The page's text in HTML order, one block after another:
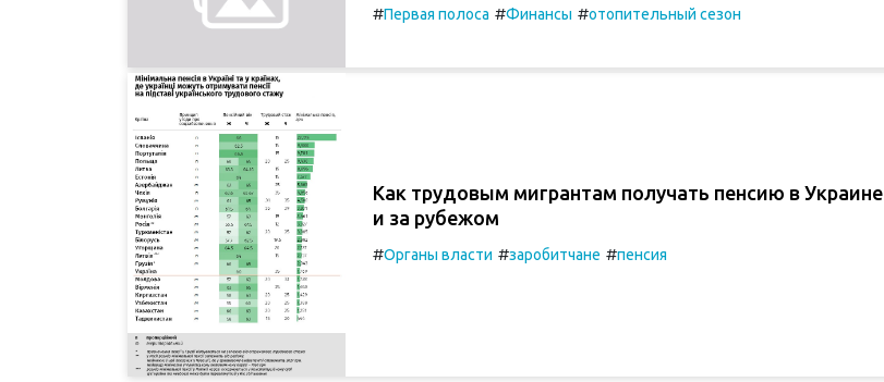
#Первая полоса #Финансы #отопительный сезон
Как трудовым мигрантам получать пенсию в Украине
и за рубежом
#Органы власти #заробитчане #пенсия